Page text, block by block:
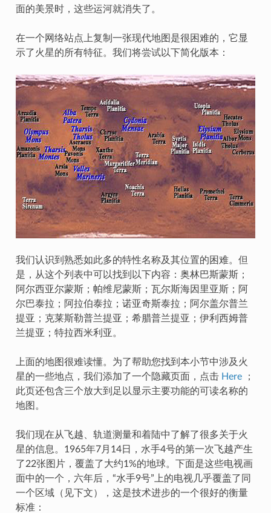
面的美景时，这些运河就消失了。
在一个网络站点上复制一张现代地图是很困难的，它显
示了火星的所有特征。我们将尝试以下简化版本：
我们认识到熟悉如此多的特性名称及其位置的困难。但
是，从这个列表中可以找到以下内容：奥林巴斯蒙斯；
阿尔西亚尔蒙斯；帕维尼蒙斯；瓦尔斯海因里亚斯；阿
尔巴泰拉；阿拉伯泰拉；诺亚奇斯泰拉；阿尔盖尔普兰
提亚；克莱斯勒普兰提亚；希腊普兰提亚；伊利西姆普
兰提亚；特拉西米利亚。
上面的地图很难读懂。为了帮助您找到本小节中涉及火
星的一些地点，我们添加了一个隐藏页面，点击 Here；
此页还包含三个放大到足以显示主要功能的可读名称的
地图。
我们现在从飞越、轨道测量和着陆中了解了很多关于火
星的信息。1965年7月14日，水手4号的第一次飞越产生
了22张图片，覆盖了大约1%的地球。下面是这些电视画
面中的一个，六年后，“水手9号”上的电视几乎覆盖了同
一个区域（见下文），这是技术进步的一个很好的衡量
标准：